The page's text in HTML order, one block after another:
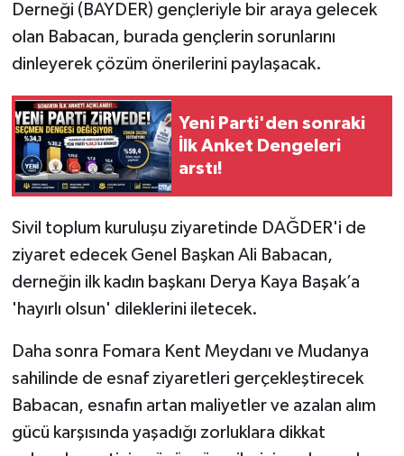
Derneği (BAYDER) gençleriyle bir araya gelecek
olan Babacan, burada gençlerin sorunlarını
dinleyerek çözüm önerilerini paylaşacak.
Yeni Parti'den sonraki
İlk Anket Dengeleri
arstı!
Sivil toplum kuruluşu ziyaretinde DAĞDER'i de
ziyaret edecek Genel Başkan Ali Babacan,
derneğin ilk kadın başkanı Derya Kaya Başak’a
'hayırlı olsun' dileklerini iletecek.
Daha sonra Fomara Kent Meydanı ve Mudanya
sahilinde de esnaf ziyaretleri gerçekleştirecek
Babacan, esnafın artan maliyetler ve azalan alım
gücü karşısında yaşadığı zorluklara dikkat